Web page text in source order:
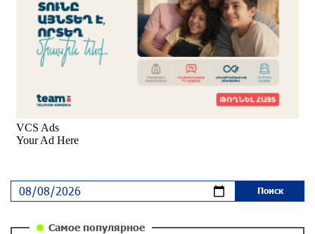
Вопрос об аресте Чалабяна дошел до
Европейского парламента: «Паст»
около одного месяца назад
и чего на самом деле ожидает общество?
парламентского бойкота оппозиции - пустая
повестка дня? «Паст»
Самое популярное